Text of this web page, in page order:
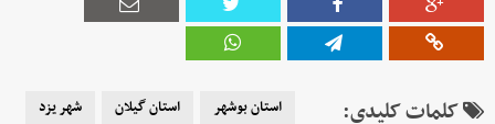
کلمات کلیدی: استان بوشهر استان گیلان
شهر یزد